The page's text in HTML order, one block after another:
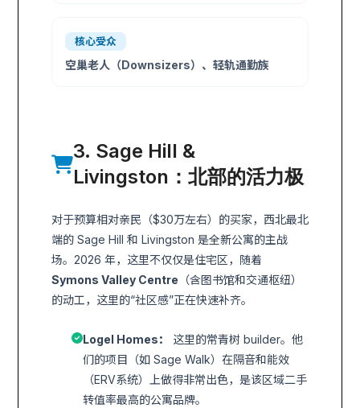
核心受众
空巢老人（Downsizers）、轻轨通勤族
3. Sage Hill &
Livingston：北部的活力极
对于预算相对亲民（$30万左右）的买家，西北最北
端的 Sage Hill 和 Livingston 是全新公寓的主战
场。2026 年，这里不仅仅是住宅区，随着
Symons Valley Centre （含图书馆和交通枢纽）
的动工，这里的“社区感”正在快速补齐。
Logel Homes：
这里的常青树 builder。他
们的项目（如 Sage Walk）在隔音和能效
（ERV系统）上做得非常出色，是该区域二手
转值率最高的公寓品牌。